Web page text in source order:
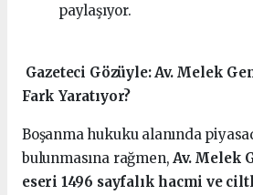
paylaşıyor.
Gazeteci Gözüyle: Av. Melek
Fark Yaratıyor?
Boşanma hukuku alanında
bulunmasına rağmen,Av. Melek
eseri 1496 sayfalık hacmi ve